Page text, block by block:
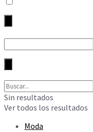
Sin resultados
Ver todos los resultados
Moda